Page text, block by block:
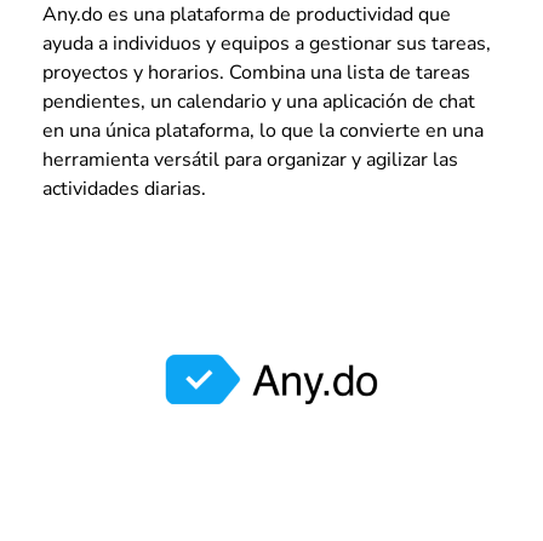
Any.do es una plataforma de productividad que
ayuda a individuos y equipos a gestionar sus tareas,
proyectos y horarios. Combina una lista de tareas
pendientes, un calendario y una aplicación de chat
en una única plataforma, lo que la convierte en una
herramienta versátil para organizar y agilizar las
actividades diarias.